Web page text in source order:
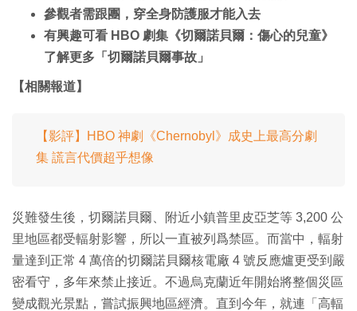
參觀者需跟團，穿全身防護服才能入去
有興趣可看 HBO 劇集《切爾諾貝爾：傷心的兒童》
了解更多「切爾諾貝爾事故」
【相關報道】
【影評】HBO 神劇《Chernobyl》成史上最高分劇
集 謊言代價超乎想像
災難發生後，切爾諾貝爾、附近小鎮普里皮亞芝等 3,200 公
里地區都受輻射影響，所以一直被列爲禁區。而當中，輻射
量達到正常 4 萬倍的切爾諾貝爾核電廠 4 號反應爐更受到嚴
密看守，多年來禁止接近。不過烏克蘭近年開始將整個災區
變成觀光景點，嘗試振興地區經濟。直到今年，就連「高輻